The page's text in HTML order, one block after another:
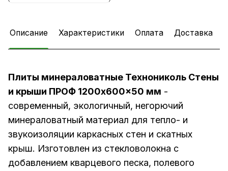
Описание Характеристики Оплата Доставка
Плиты минераловатные Технониколь Стены
и крыши ПРОФ 1200x600x50 мм -
современный, экологичный, негорючий
минераловатный материал для тепло- и
звукоизоляции каркасных стен и скатных
крыш. Изготовлен из стекловолокна с
добавлением кварцевого песка, полевого